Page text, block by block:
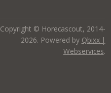
Copyright © Horecascout, 2014-
2026. Powered by Qbixx |
Webservices.